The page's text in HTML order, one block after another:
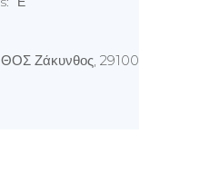
Ζάκυνθος, 29100